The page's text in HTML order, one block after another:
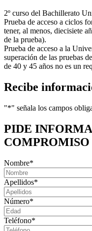
2º curso del Bachillerato
Prueba de acceso a ciclos
tener, al menos, diecisiete
de la prueba).
Prueba de acceso a la
superación de las pruebas
de 40 y 45 años no es un
Recibe
"*" señala los campos
PIDE
COMPROMISO
Nombre*
Apellidos*
Número*
Teléfono*